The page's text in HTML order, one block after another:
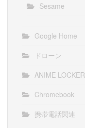
Sesame
Google Home
ドローン
ANIME LOCKER
Chromebook
携帯電話関連